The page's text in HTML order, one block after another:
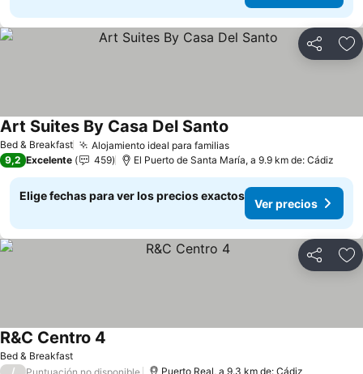
Compartir
Bed & Breakfast Alojamiento ideal para familias
Art Suites By Casa Del Santo
9,2 Excelente 459 El Puerto de Santa María, a 9.9 km de: Cádiz
Elige fechas para ver los precios exactos
Ver precios
Compartir
Bed & Breakfast
R&C Centro 4
/ Puntuación no disponible Puerto Real, a 9.3 km de: Cádiz